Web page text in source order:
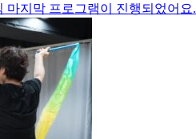
마지막 프로그램이 진행되었어요.